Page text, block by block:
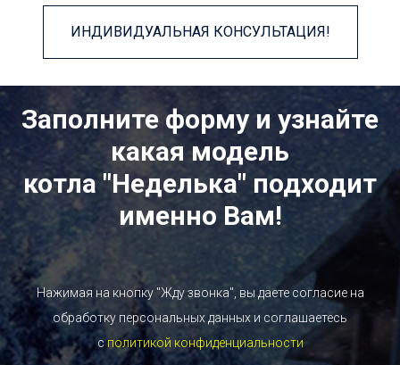
ИНДИВИДУАЛЬНАЯ КОНСУЛЬТАЦИЯ!
Заполните форму и узнайте
какая модель
котла "Неделька" подходит
именно Вам!
Нажимая на кнопку "Жду звонка", вы даете согласие на
обработку персональных данных и соглашаетесь
cполитикой конфиденциальности